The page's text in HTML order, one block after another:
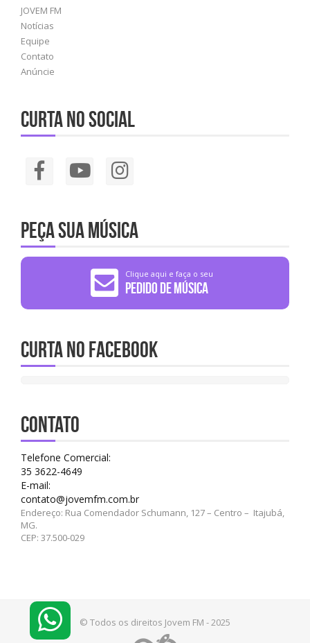
JOVEM FM
Notícias
Equipe
Contato
Anúncie
Curta no social
Peça sua música
Clique aqui e faça o seu
Pedido de Música
Curta no Facebook
CONTATO
Telefone Comercial:
35 3622-4649
E-mail:
contato@jovemfm.com.br
Endereço: Rua Comendador Schumann, 127 – Centro – Itajubá,
MG.
CEP: 37.500-029
© Todos os direitos Jovem FM - 2025